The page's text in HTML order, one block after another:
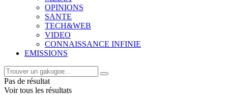
OPINIONS
SANTE
TECH&WEB
VIDEO
CONNAISSANCE INFINIE
EMISSIONS
Pas de résultat
Voir tous les résultats